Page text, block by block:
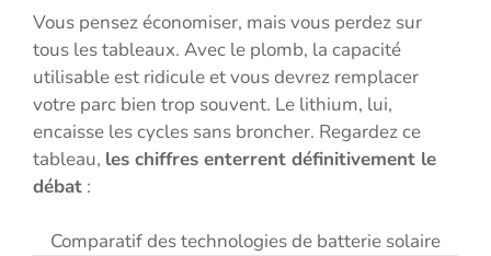
Vous pensez économiser, mais vous perdez sur
tous les tableaux. Avec le plomb, la capacité
utilisable est ridicule et vous devrez remplacer
votre parc bien trop souvent. Le lithium, lui,
encaisse les cycles sans broncher. Regardez ce
tableau, les chiffres enterrent définitivement le
débat :
Comparatif des technologies de batterie solaire